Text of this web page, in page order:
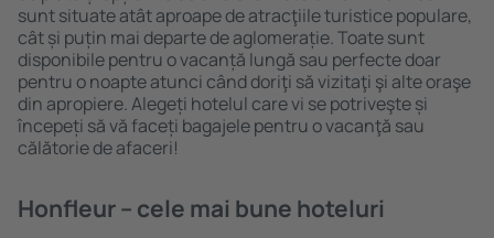
sunt situate atât aproape de atracţiile turistice populare,
cât și puțin mai departe de aglomerație. Toate sunt
disponibile pentru o vacanță lungă sau perfecte doar
pentru o noapte atunci când doriţi să vizitaţi şi alte oraşe
din apropiere. Alegeți hotelul care vi se potriveşte și
începeți să vă faceți bagajele pentru o vacanţă sau
călătorie de afaceri!
Honfleur – cele mai bune hoteluri